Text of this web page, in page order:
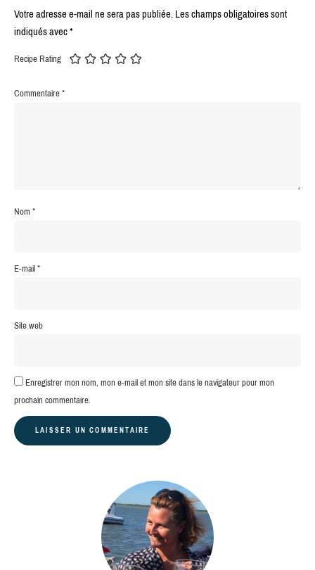
Votre adresse e-mail ne sera pas publiée.Les champs obligatoires sont
indiqués avec*
Recipe Rating
Commentaire*
Nom*
E-mail*
Site web
Enregistrer mon nom, mon e-mail et mon site dans le navigateur pour mon
prochain commentaire.